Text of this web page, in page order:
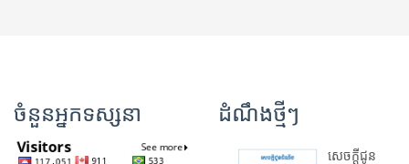
ចំនួនអ្នកទស្សនា ដំណឹងថ្មីៗ
សេចក្តីជូន